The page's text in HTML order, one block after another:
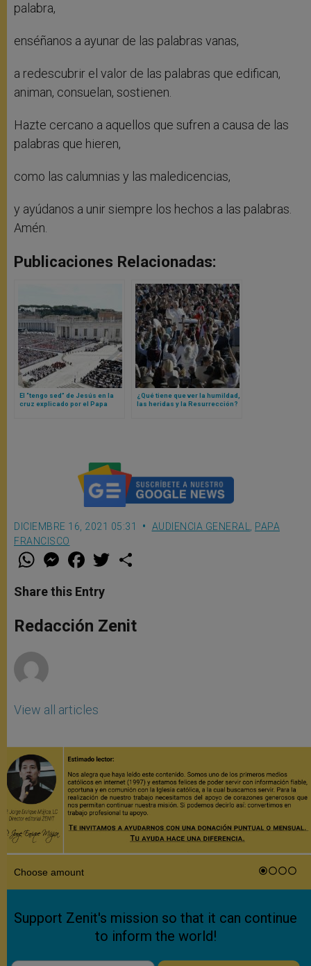
palabra,
enséñanos a ayunar de las palabras vanas,
a redescubrir el valor de las palabras que edifican,
animan, consuelan, sostienen.
Hazte cercano a aquellos que sufren a causa de las
palabras que hieren,
como las calumnias y las maledicencias,
y ayúdanos a unir siempre los hechos a las palabras.
Amén.
Publicaciones Relacionadas:
El “tengo sed” de Jesús en la
cruz explicado por el Papa
¿Qué tiene que ver la humildad,
las heridas y la Resurrección?
DICIEMBRE 16, 2021 05:31 AUDIENCIA GENERAL
PAPA
FRANCISCO
W
t
s
p
p
M
e
s
e
g
e
F
a
e
b
o
k
w
r
Share this Entry
Redacción Zenit
View all articles